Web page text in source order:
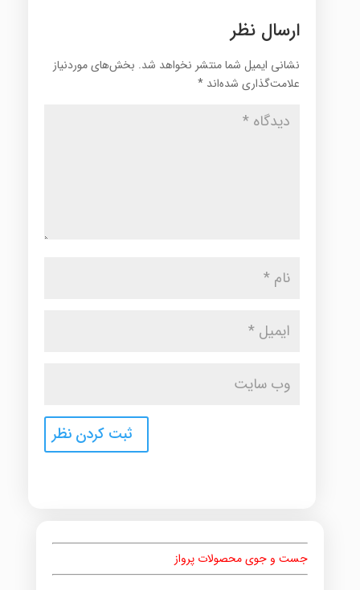
ارسال نظر
نشانی ایمیل شما منتشر نخواهد شد. بخش‌های موردنیاز
علامت‌گذاری شده‌اند *
جست و جوی محصولات پرواز